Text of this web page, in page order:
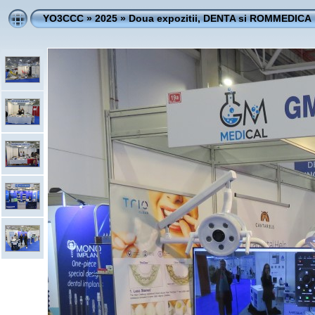
YO3CCC»2025»Doua expozitii, DENTA si ROMMEDICA